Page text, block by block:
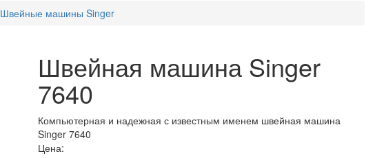
Швейные машины Singer
Швейная машина Singer
7640
Компьютерная и надежная с известным именем швейная машина
Singer 7640
Цена: